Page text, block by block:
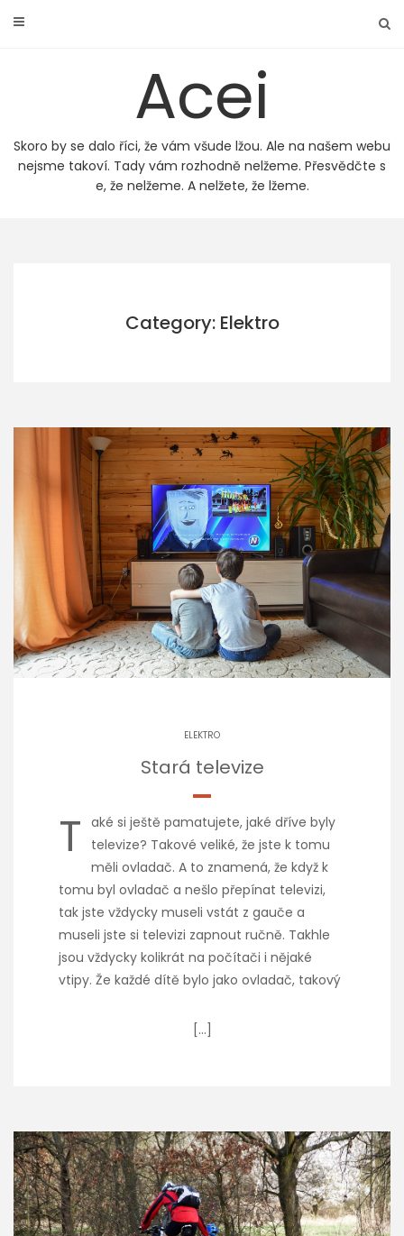
Acei
Skoro by se dalo říci, že vám všude lžou. Ale na našem webu
nejsme takoví. Tady vám rozhodně nelžeme. Přesvědčte s
e, že nelžeme. A nelžete, že lžeme.
Category: Elektro
ELEKTRO
Stará televize
T aké si ještě pamatujete, jaké dříve byly
televize? Takové veliké, že jste k tomu
měli ovladač. A to znamená, že když k
tomu byl ovladač a nešlo přepínat televizi,
tak jste vždycky museli vstát z gauče a
museli jste si televizi zapnout ručně. Takhle
jsou vždycky kolikrát na počítači i nějaké
vtipy. Že každé dítě bylo jako ovladač, takový
[…]